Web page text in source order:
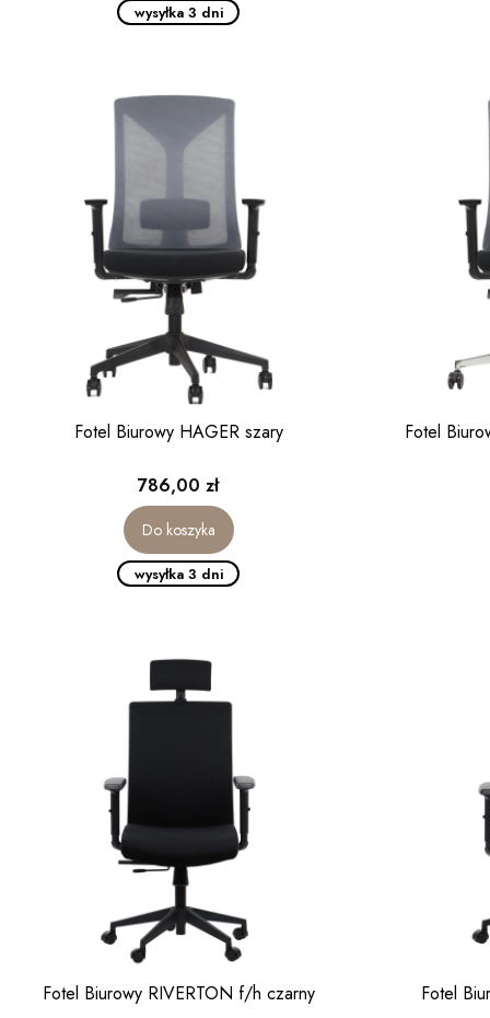
wysyłka 3 dni
Fotel Biurowy HAGER szary
Cena
786,00 zł
Do koszyka
wysyłka 3 dni
Fotel
Fotel Biurowy RIVERTON f/h czarny Fotel